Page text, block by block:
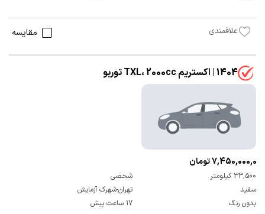
علاقمندی مقایسه
1404 | اکستریم TXL، 2000cc توربو
7,450,000,000 تومان
33,500 کیلومتر
شخصی
سفید
تهران-شهرک آزمایش
بدون رنگ
17 ساعت پیش